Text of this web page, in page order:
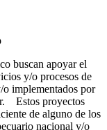
buscan apoyar el
y/o procesos de
implementados por
Estos proyectos
de alguno de los
nacional y/o